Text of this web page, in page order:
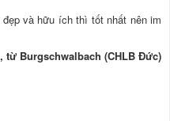
và hữu ích thì tốt nhất nên im
từ Burgschwalbach (CHLB Đức)